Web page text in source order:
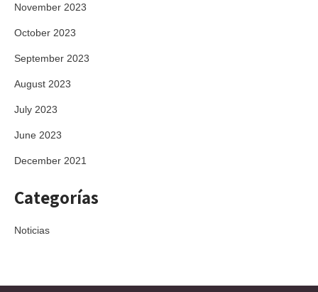
November 2023
October 2023
September 2023
August 2023
July 2023
June 2023
December 2021
Categorías
Noticias